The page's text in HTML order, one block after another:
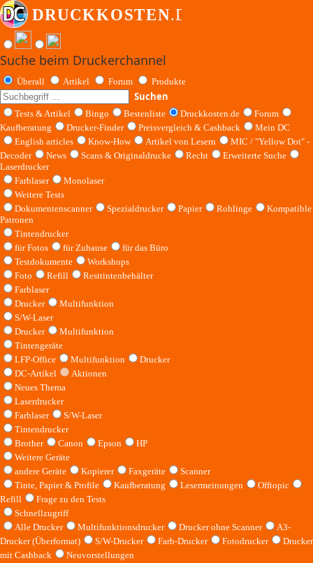
Suche beim Druckerchannel
Überall Artikel Forum Produkte
Suchen
Tests & Artikel Bingo Bestenliste Druckkosten.de
Forum
Kaufberatung
Drucker-Finder Preisvergleich & Cashback
Mein DC
English articles
Know-How Artikel von Lesern
MIC / "Yellow Dot" -
Decoder
News Scans & Originaldrucke Recht
Erweiterte Suche
Laserdrucker
Farblaser
Monolaser
Weitere Tests
Dokumentenscanner
Spezialdrucker Papier Rohlinge
Kompatible
Patronen
Tintendrucker
für Fotos
für Zuhause
für das Büro
Testdokumente
Workshops
Foto
Refill
Resttintenbehälter
Farblaser
Drucker
Multifunktion
S/W-Laser
Drucker
Multifunktion
Tintengeräte
LFP-Office
Multifunktion
Drucker
DC-Artikel
Aktionen
Neues Thema
Laserdrucker
Farblaser
S/W-Laser
Tintendrucker
Brother
Canon Epson
HP
Weitere Geräte
andere Geräte
Kopierer Faxgeräte
Scanner
Tinte, Papier & Profile
Kaufberatung Lesermeinungen
Offtopic
Refill
Frage zu den Tests
Schnellzugriff
Alle Drucker
Multifunktionsdrucker Drucker ohne Scanner
A3-
Drucker (Überformat)
S/W-Drucker Farb-Drucker Fotodrucker
Drucker
mit Cashback
Neuvorstellungen